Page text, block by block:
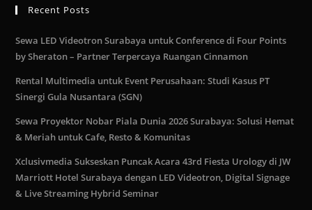
Recent Posts
Sewa LED Videotron Surabaya untuk Conference di Four Points
by Sheraton – Partner Terpercaya Ruangan Cinnamon
Rental Multimedia untuk Event Perusahaan: Studi Kasus PT
Sinergi Gula Nusantara (SGN)
Sewa Proyektor Nobar Piala Dunia 2026 Surabaya: Solusi Hemat
& Meriah untuk Cafe, Resto & Komunitas
Xclusivmedia Sukseskan Puncak Acara 43rd Fiesta Urology di JW
Marriott Hotel Surabaya dengan LED Videotron, Digital Signage
& Live Streaming Hybrid Seminar